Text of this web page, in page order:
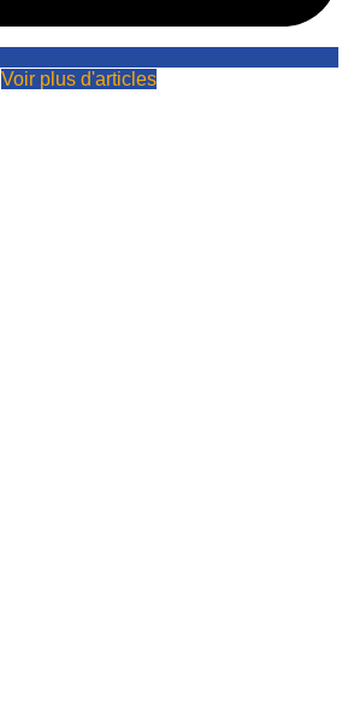
Voir plus d'articles